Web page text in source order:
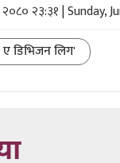
२३:३१ | Sunday,
डिभिजन लिग'